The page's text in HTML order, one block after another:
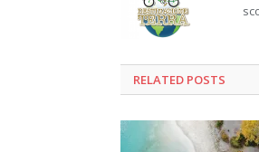
RELATED POSTS